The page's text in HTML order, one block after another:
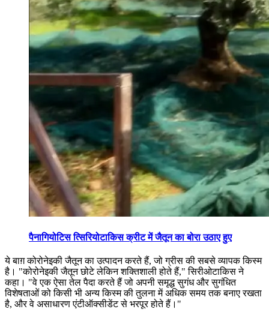
पैनागियोटिस त्सिरियोटाकिस क्रीट में जैतून का बोरा उठाए हुए
ये बाग़ कोरोनेइकी जैतून का उत्पादन करते हैं, जो ग्रीस की सबसे व्यापक किस्म
है। "कोरोनेइकी जैतून छोटे लेकिन शक्तिशाली होते हैं," सिरीओटाकिस ने
कहा। "वे एक ऐसा तेल पैदा करते हैं जो अपनी समृद्ध सुगंध और सुगंधित
विशेषताओं को किसी भी अन्य किस्म की तुलना में अधिक समय तक बनाए रखता
है, और वे असाधारण एंटीऑक्सीडेंट से भरपूर होते हैं।"